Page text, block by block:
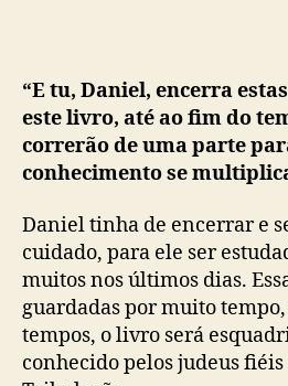
“E tu, Daniel, encerra
este livro, até ao fim do
correrão de uma parte
conhecimento se
Daniel tinha de encerrar e
cuidado, para ele ser
muitos nos últimos dias.
guardadas por muito
tempos, o livro será
conhecido pelos judeus fiéis